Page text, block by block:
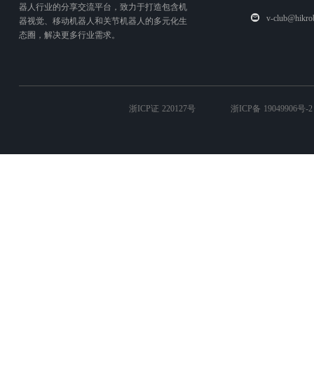
器人行业的分享交流平台，致力于打造包含机
器视觉、移动机器人和关节机器人的多元化生
态圈，解决更多行业需求。
v-
浙ICP证 220127号 浙ICP备 19049906号-2